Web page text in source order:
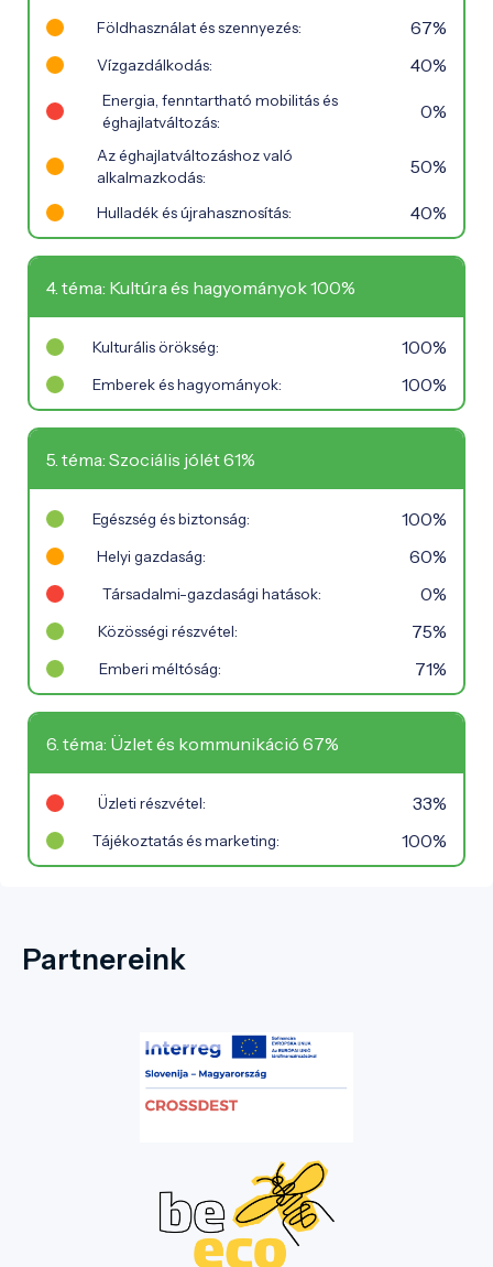
Földhasználat és szennyezés: 67%
Vízgazdálkodás: 40%
Energia, fenntartható mobilitás és
éghajlatváltozás:
0%
Az éghajlatváltozáshoz való
alkalmazkodás:
50%
Hulladék és újrahasznosítás: 40%
4. téma: Kultúra és hagyományok 100%
Kulturális örökség: 100%
Emberek és hagyományok: 100%
5. téma: Szociális jólét 61%
Egészség és biztonság: 100%
Helyi gazdaság: 60%
Társadalmi-gazdasági hatások: 0%
Közösségi részvétel: 75%
Emberi méltóság: 71%
6. téma: Üzlet és kommunikáció 67%
Üzleti részvétel: 33%
Tájékoztatás és marketing: 100%
Partnereink